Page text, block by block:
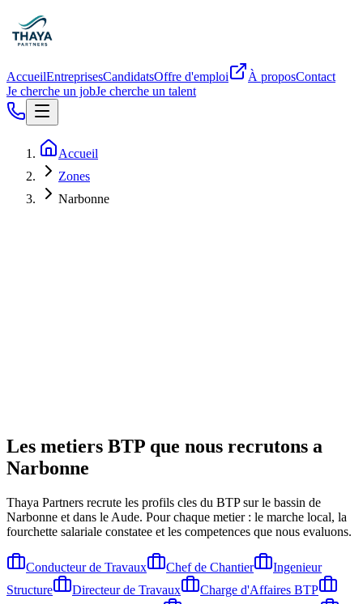
AccueilEntreprisesCandidatsOffre d'emploi À proposContact
Je cherche un jobJe cherche un talent
Accueil
Zones
Narbonne
Les metiers BTP que nous recrutons a
Narbonne
Thaya Partners recrute les profils cles du BTP sur le bassin de
Narbonne et dans le Aude. Pour chaque metier : le marche local, la
fourchette salariale constatee et les competences que nous evaluons.
Conducteur de Travaux Chef de Chantier
Ingenieur
Structure
Directeur de Travaux
Charge d'Affaires BTP